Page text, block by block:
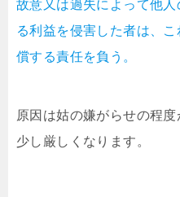
故意又は過失によって他
る利益を侵害した者は、
償する責任を負う。
原因は姑の嫌がらせの程
少し厳しくなります。